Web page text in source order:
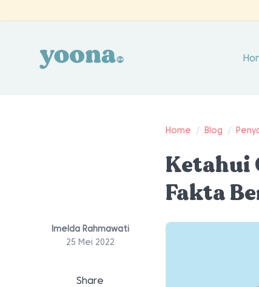
Home / Blog /
Ketahui
Fakta
Imelda Rahmawati
25 Mei 2022
Share